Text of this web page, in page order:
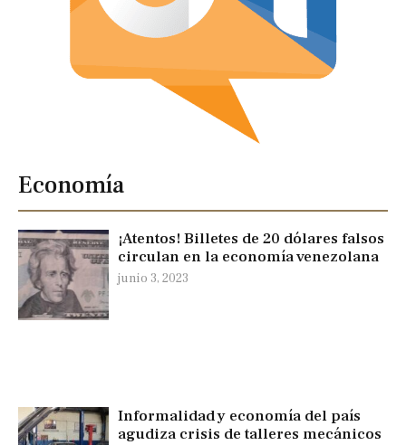
Economía
¡Atentos! Billetes de 20 dólares falsos
circulan en la economía venezolana
junio 3, 2023
Informalidad y economía del país
agudiza crisis de talleres mecánicos